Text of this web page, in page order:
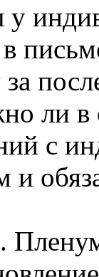
у
в
ли в
с
и